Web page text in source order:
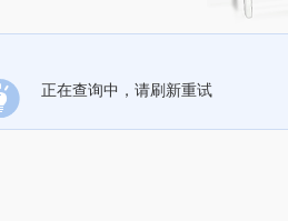
正在查询中，请刷新重试